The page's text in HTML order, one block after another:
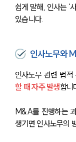
쉽게 말해, 인사는 ‘
있습니다.
인사노무와
인사노무 관련 법
할 때 자주 발생합니
M&A를 진행하는
생기면 인사노무의